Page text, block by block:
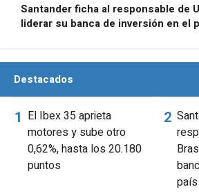
Santander ficha al responsable de
liderar su banca de inversión en el
Destacados
El Ibex 35 aprieta
motores y sube otro
0,62%, hasta los 20.180
puntos
país